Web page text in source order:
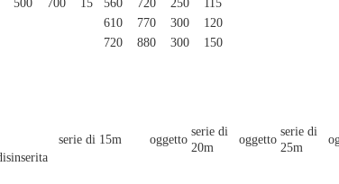
500 700 15 560 720 250
115
610 770 300
120
720 880 300 150
serie di 15m
oggetto
serie di
20m
oggetto
serie di
25m